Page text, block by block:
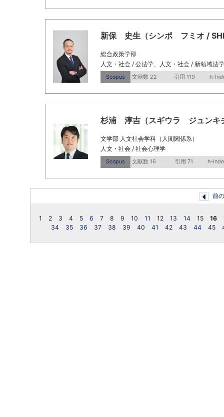
新保 史生（シンポ フミオ /
総合政策学部
人文・社会 / 公法学、人文・社会 / 新領域法学
Scopus 文献数 22 引用 119 h-
杉浦 淳吉（スギウラ ジュンキ
文学部 人文社会学科（人間関係系）
人文・社会 / 社会心理学
Scopus 文献数 16 引用 71 h-
前
1 2 3 4 5 6 7 8 9 10 11 12 13 14 15 16
34
35 36 37 38 39 40 41 42 43 44 45